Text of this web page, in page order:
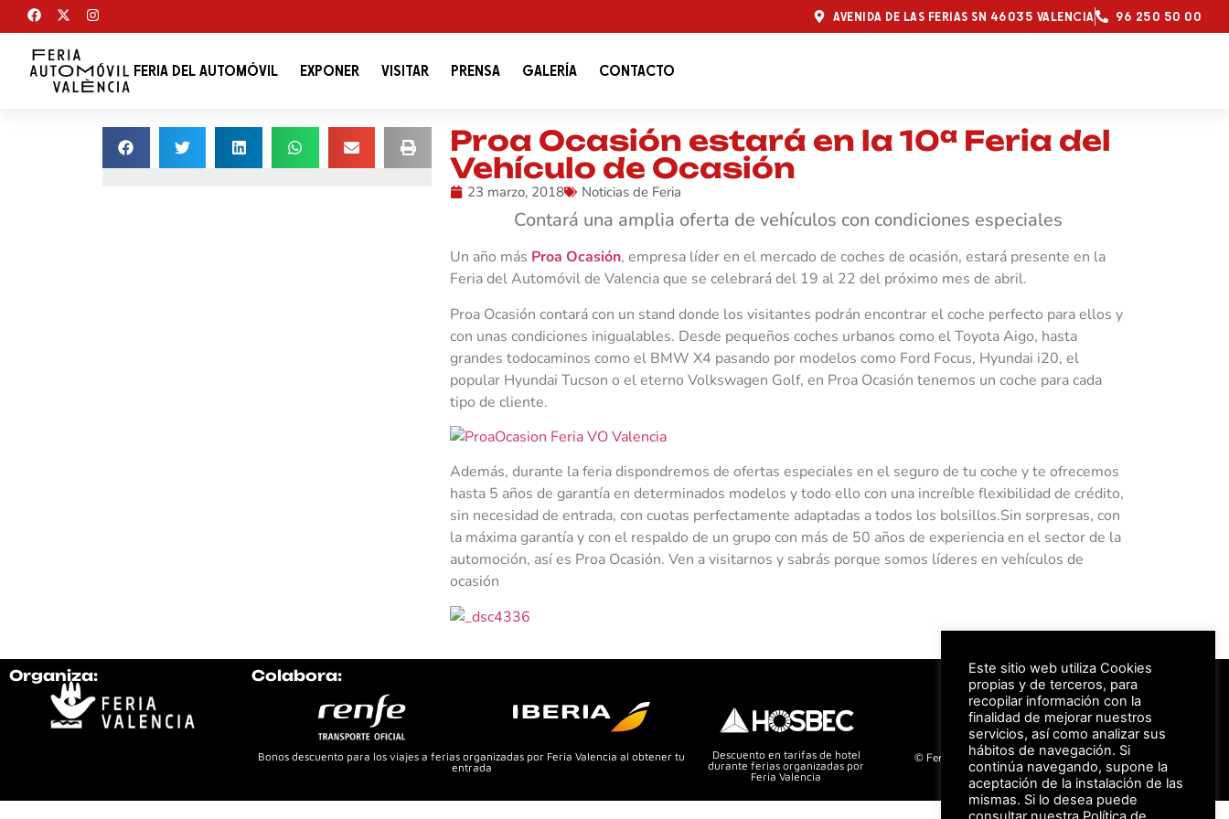
AVENIDA DE LAS FERIAS SN 46035 VALENCIA 96 250 50 00
FERIA DEL AUTOMÓVIL EXPONER VISITAR PRENSA GALERÍA CONTACTO
Proa Ocasión estará en la 10ª Feria del
Vehículo de Ocasión
23 marzo, 2018 Noticias de Feria
Contará una amplia oferta de vehículos con condiciones especiales
Un año más Proa Ocasión, empresa líder en el mercado de coches de ocasión, estará presente en la
Feria del Automóvil de Valencia que se celebrará del 19 al 22 del próximo mes de abril.
Proa Ocasión contará con un stand donde los visitantes podrán encontrar el coche perfecto para ellos y
con unas condiciones inigualables. Desde pequeños coches urbanos como el Toyota Aigo, hasta
grandes todocaminos como el BMW X4 pasando por modelos como Ford Focus, Hyundai i20, el
popular Hyundai Tucson o el eterno Volkswagen Golf, en Proa Ocasión tenemos un coche para cada
tipo de cliente.
Además, durante la feria dispondremos de ofertas especiales en el seguro de tu coche y te ofrecemos
hasta 5 años de garantía en determinados modelos y todo ello con una increíble flexibilidad de crédito,
sin necesidad de entrada, con cuotas perfectamente adaptadas a todos los bolsillos.Sin sorpresas, con
la máxima garantía y con el respaldo de un grupo con más de 50 años de experiencia en el sector de la
automoción, así es Proa Ocasión. Ven a visitarnos y sabrás porque somos líderes en vehículos de
ocasión
Organiza: Colabora:
Bonos descuento para los viajes a ferias organizadas por Feria Valencia al obtener tu
entrada
Descuento en tarifas de hotel
durante ferias organizadas por
Feria Valencia
#FeriaAutomovil25
Aviso Legal –Política de Privacidad
© Feria Valencia, todos los derechos reservados
Este sitio web utiliza Cookies
propias y de terceros, para
recopilar información con la
finalidad de mejorar nuestros
servicios, así como analizar sus
hábitos de navegación. Si
continúa navegando, supone la
aceptación de la instalación de las
mismas. Si lo desea puede